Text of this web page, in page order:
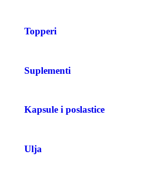
Topperi
Suplementi
Kapsule i poslastice
Ulja